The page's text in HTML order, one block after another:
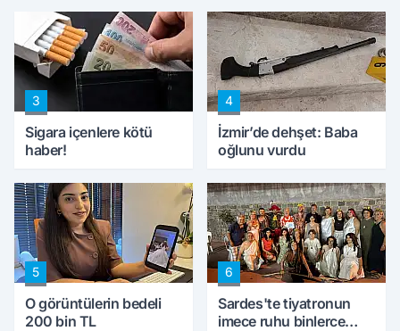
konuştu
peynircilerimizi de
kıskaca aldı, müdahale
ettik'
3
Sigara içenlere kötü
haber!
4
İzmir’de dehşet: Baba
oğlunu vurdu
5
O görüntülerin bedeli
200 bin TL
6
Sardes'te tiyatronun
imece ruhu binlerce